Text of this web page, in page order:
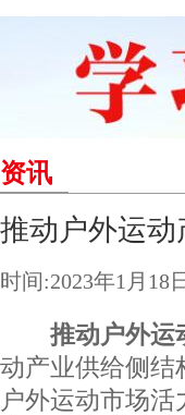
资讯
推动户外运
时间:2023年1月18日
推动户外运
动产业供给侧结
户外运动市场